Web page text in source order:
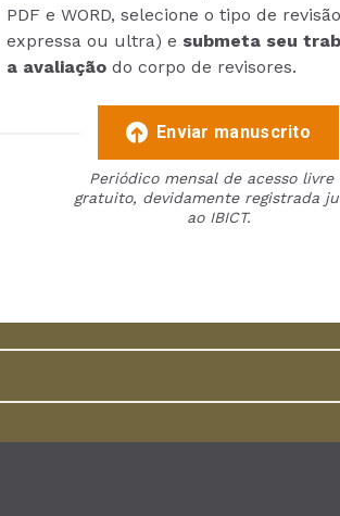
PDF e WORD, selecione o tipo de
expressa ou ultra) e submeta seu
a avaliação do corpo de revisores.
Enviar manuscrito
Periódico mensal de acesso livre
gratuito, devidamente registrada
ao IBICT.